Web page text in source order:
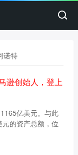
诺特
逊创始人，登上
亿美元。与此
的资产总额，位